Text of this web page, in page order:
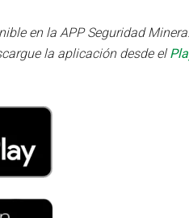
en la APP Seguridad
la aplicación desde el